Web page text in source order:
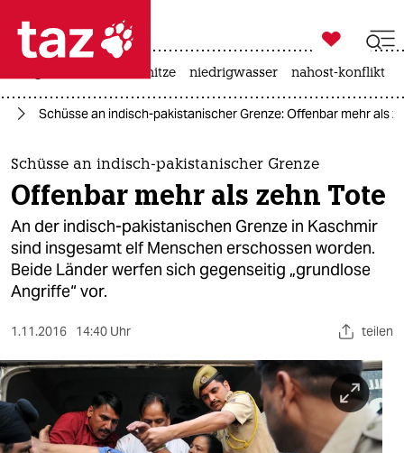
 taz zahl ich
taz zahl ich
themen
politik
öko
gesellschaft
kultur
sport
berlin
nord

taz zahl ich
hitze niedrigwasser nahost-konflikt
Schüsse an indisch-pakistanischer Grenze: Offenbar mehr als
Schüsse an indisch-pakistanischer Grenze
Offenbar mehr als zehn Tote
An der indisch-pakistanischen Grenze in Kaschmir
sind insgesamt elf Menschen erschossen worden.
Beide Länder werfen sich gegenseitig „grundlose
Angriffe“ vor.
1.11.2016 14:40 Uhr teilen